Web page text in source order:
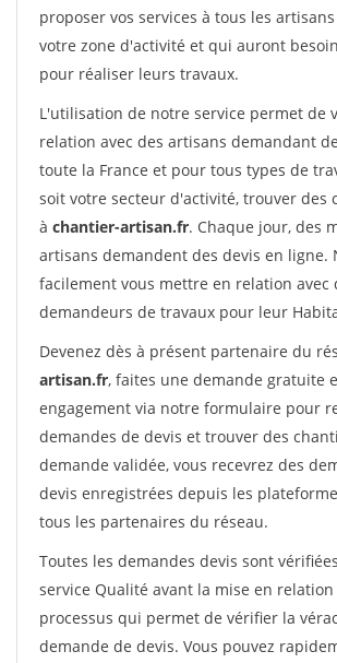
proposer vos services à tous les
votre zone d'activité et qui auront
pour réaliser leurs travaux.
L'utilisation de notre service permet de
relation avec des artisans demandant
toute la France et pour tous types de
soit votre secteur d'activité, trouver des
à chantier-artisan.fr. Chaque jour, des
artisans demandent des devis en ligne.
facilement vous mettre en relation avec
demandeurs de travaux pour leur
Devenez dès à présent partenaire du
artisan.fr, faites une demande gratuite
engagement via notre formulaire pour
demandes de devis et trouver des
demande validée, vous recevrez des
devis enregistrées depuis les
tous les partenaires du réseau.
Toutes les demandes devis sont
service Qualité avant la mise en relation
processus qui permet de vérifier la
demande de devis. Vous pouvez